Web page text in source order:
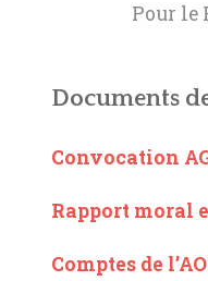
Pour le
Documents
Convocation
Rapport moral
Comptes de